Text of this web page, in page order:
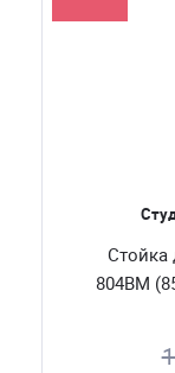
Стойка
804BM